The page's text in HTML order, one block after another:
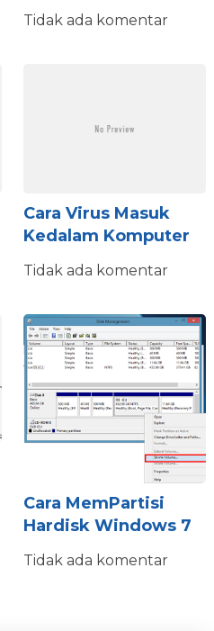
Tidak ada komentar
Cara Virus Masuk
Kedalam Komputer
Tidak ada komentar
Cara MemPartisi
Hardisk Windows 7
Tidak ada komentar